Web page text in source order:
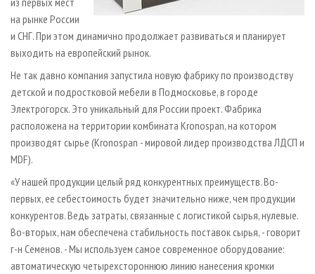
на рынке России
и СНГ. При этом динамично продолжает развиваться и планирует
выходить на европейский рынок.
Не так давно компания запустила новую фабрику по производству
детской и подростковой мебели в Подмосковье, в городе
Электрогорск. Это уникальный для России проект. Фабрика
расположена на территории комбината Kronospan, на котором
производят сырье (Kronospan - мировой лидер производства ЛДСП и
MDF).
«У нашей продукции целый ряд конкурентных преимуществ. Во-
первых, ее себестоимость будет значительно ниже, чем продукции
конкурентов. Ведь затраты, связанные с логистикой сырья, нулевые.
Во-вторых, нам обеспечена стабильность поставок сырья, - говорит
г-н Семенов. - Мы используем самое современное оборудование:
автоматическую четырехстороннюю линию нанесения кромки